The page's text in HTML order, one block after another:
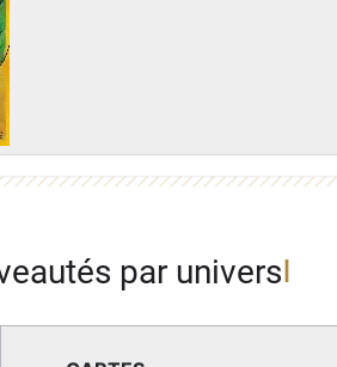
par univers